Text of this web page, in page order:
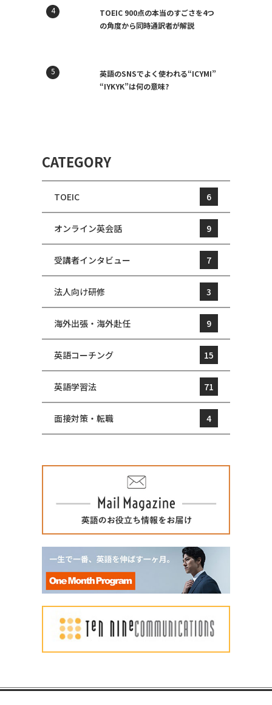
TOEIC 900点の本当のすごさを4つ
の角度から同時通訳者が解説
英語のSNSでよく使われる“ICYMI”
“IYKYK”は何の意味?
CATEGORY
TOEIC 6
オンライン英会話 9
受講者インタビュー 7
法人向け研修 3
海外出張・海外赴任 9
英語コーチング 15
英語学習法 71
面接対策・転職 4